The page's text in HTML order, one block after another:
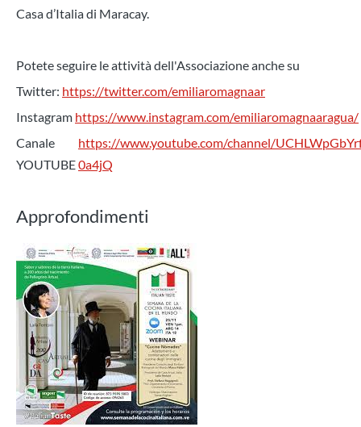
Casa d’Italia di Maracay.
Potete seguire le attività dell'Associazione anche su
Twitter: https://twitter.com/emiliaromagnaar
Instagram https://www.instagram.com/emiliaromagnaaragua/
Canale
YOUTUBE
https://www.youtube.com/channel/
0a4jQ
Approfondimenti